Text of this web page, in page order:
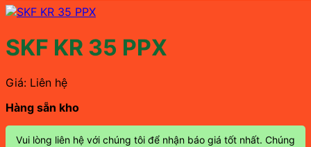
SKF KR 35 PPX
Giá: Liên hệ
Hàng sẵn kho
Vui lòng liên hệ với chúng tôi để nhận báo giá tốt nhất. Chúng